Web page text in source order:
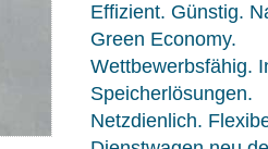
Effizient. Günstig.
Green Economy.
Wettbewerbsfähig.
Speicherlösungen.
Netzdienlich.